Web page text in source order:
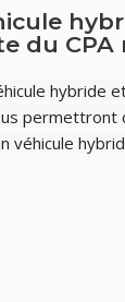
du CPA
hybride
permettront
véhicule